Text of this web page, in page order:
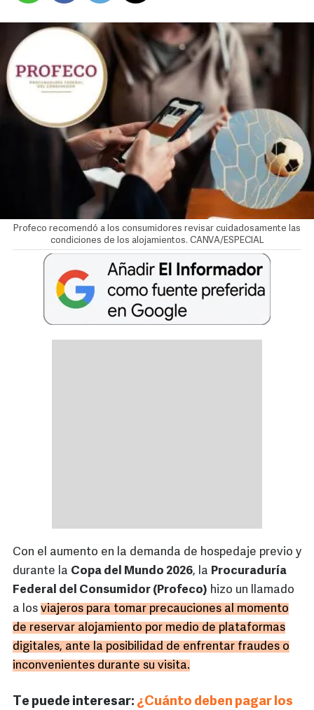
Profeco recomendó a los consumidores revisar cuidadosamente las
condiciones de los alojamientos. CANVA/ESPECIAL
Con el aumento en la demanda de hospedaje previo y
durante la Copa del Mundo 2026, la Procuraduría
Federal del Consumidor (Profeco) hizo un llamado
a los viajeros para tomar precauciones al momento
de reservar alojamiento por medio de plataformas
digitales, ante la posibilidad de enfrentar fraudes o
inconvenientes durante su visita.
Te puede interesar: ¿Cuánto deben pagar los